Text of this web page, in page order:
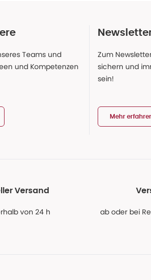
Teams und
und Kompetenzen
Zum
sichern und
sein!
Mehr
Versand
von 24 h
ab oder bei